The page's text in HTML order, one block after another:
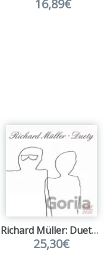
16,89€
Richard Müller: Duety 1988-2024 LP
25,30€